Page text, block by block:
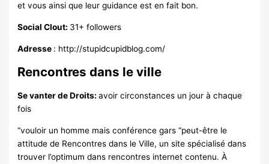
et vous ainsi que leur guidance est en fait bon.
Social Clout: 31+ followers
Adresse : http://stupidcupidblog.com/
Rencontres dans le ville
Se vanter de Droits:avoir circonstances un jour à chaque
fois
“vouloir un homme mais conférence gars “peut-être le
attitude de Rencontres dans le Ville, un site spécialisé dans
trouver l’optimum dans rencontres internet contenu. À